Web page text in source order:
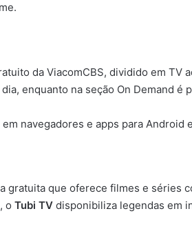
da ViacomCBS, dividido em TV
enquanto na seção On Demand
navegadores e apps para
gratuita que oferece filmes e séries
o Tubi TV disponibiliza legendas em